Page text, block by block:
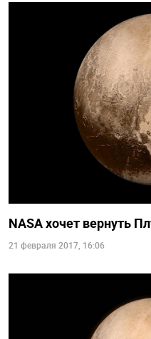
NASA хочет вернуть
21 февраля 2017, 16:06